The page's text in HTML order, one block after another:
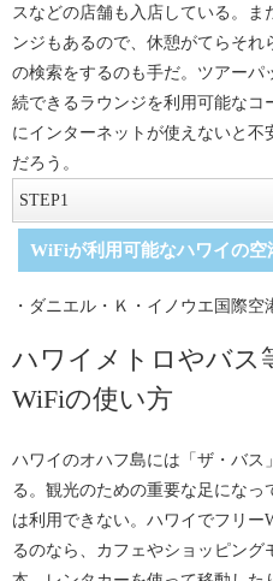
スなどの店舗も入店している。ま
ンジもあるので、休憩がてらそれ
の検索をするのも手だ。ツアー
続できるラウンジを利用可能なコ
にインターネットが使えないと
だろう。
STEP1
スターバックスでのWiFi接続方
のフリーWiFiを利用する人はそれ
WiFiが利用可能なハワイの空
・ダニエル・Ｋ・イノウエ国際空
ハワイメトロやバス
WiFiの使い方
ハワイのオハフ島には「ザ・バ
る。観光のための重要な足にな
は利用できない。ハワイでフリ
るのなら、カフェやショッピン